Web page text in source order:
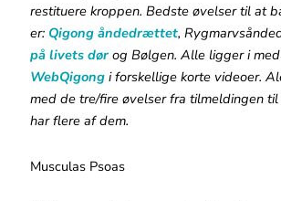
restituere kroppen. Bedste øvelser til at
er: Qigong åndedrættet,
på livets dør og Bølgen. Alle ligger i
WebQigong i forskellige korte videoer.
med de tre/fire øvelser fra tilmeldingen
har flere af dem.
Musculas Psoas